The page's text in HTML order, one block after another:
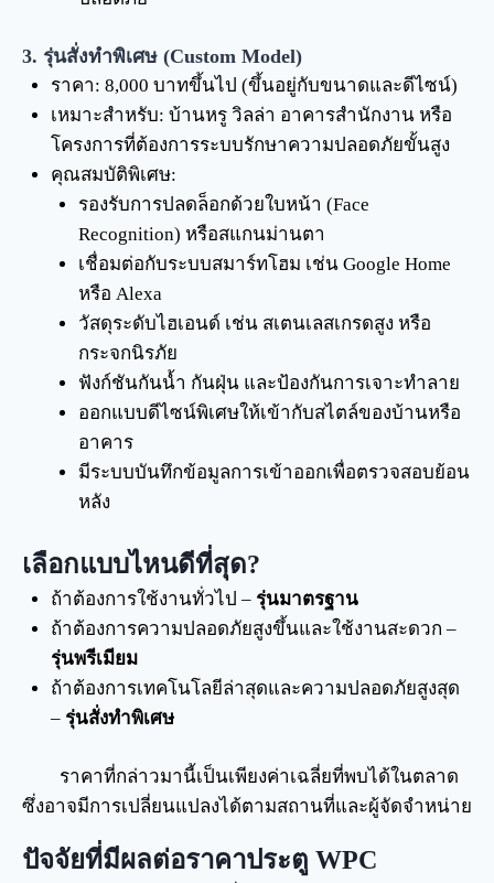
3. รุ่นสั่งทำพิเศษ (Custom Model)
ราคา: 8,000 บาทขึ้นไป (ขึ้นอยู่กับขนาดและดีไซน์)
เหมาะสำหรับ: บ้านหรู วิลล่า อาคารสำนักงาน หรือ
โครงการที่ต้องการระบบรักษาความปลอดภัยขั้นสูง
คุณสมบัติพิเศษ:
รองรับการปลดล็อกด้วยใบหน้า (Face
Recognition) หรือสแกนม่านตา
เชื่อมต่อกับระบบสมาร์ทโฮม เช่น Google Home
หรือ Alexa
วัสดุระดับไฮเอนด์ เช่น สเตนเลสเกรดสูง หรือ
กระจกนิรภัย
ฟังก์ชันกันน้ำ กันฝุ่น และป้องกันการเจาะทำลาย
ออกแบบดีไซน์พิเศษให้เข้ากับสไตล์ของบ้านหรือ
อาคาร
มีระบบบันทึกข้อมูลการเข้าออกเพื่อตรวจสอบย้อน
หลัง
เลือกแบบไหนดีที่สุด?
ถ้าต้องการใช้งานทั่วไป – รุ่นมาตรฐาน
ถ้าต้องการความปลอดภัยสูงขึ้นและใช้งานสะดวก –
รุ่นพรีเมียม
ถ้าต้องการเทคโนโลยีล่าสุดและความปลอดภัยสูงสุด
– รุ่นสั่งทำพิเศษ
ราคาที่กล่าวมานี้เป็นเพียงค่าเฉลี่ยที่พบได้ในตลาด
ซึ่งอาจมีการเปลี่ยนแปลงได้ตามสถานที่และผู้จัดจำหน่าย
ปัจจัยที่มีผลต่อราคาประตู WPC